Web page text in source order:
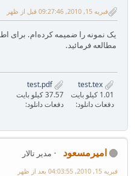
فبریه 15, 2010, 09:27:46 قبل از ظهر
مطالعه فرمائید.
1.01 کیلو بایت
دفعات دانلود:
test.pdf
37.57 کیلو بایت
دفعات دانلود:
امیرمسعود
مدیر تالار
فبریه 15, 2010, 04:03:55 بعد از ظهر